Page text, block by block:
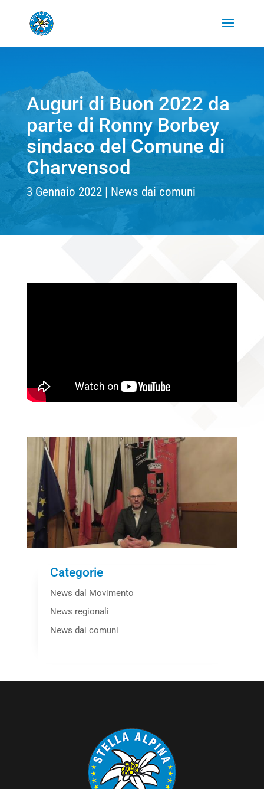
Auguri di Buon 2022 da
parte di Ronny Borbey
sindaco del Comune di
Charvensod
3 Gennaio 2022 News dai comuni
Categorie
News dal Movimento
News regionali
News dai comuni